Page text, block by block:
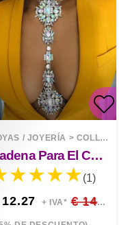
/ JOYERÍA > COLLARES
Cadena Para El Cuerpo Con Collar De Flores De Diamantes
(1)
+ IVA* € 14.44